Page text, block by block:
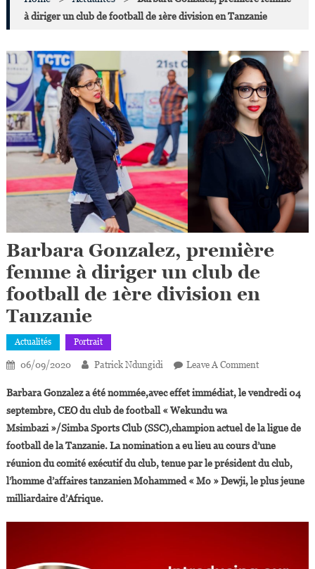
à diriger un club de football de 1ère division en Tanzanie
Barbara Gonzalez, première
femme à diriger un club de
football de 1ère division en
Tanzanie
Actualités Portrait
06/09/2020 Patrick Ndungidi Leave A CommentOn
Gonzalez,
Femme
À
Diriger
Un
Barbara Gonzalez a été nommée,avec effet immédiat, le vendredi 04
septembre, CEO du club de football « Wekundu wa
Msimbazi »/Simba Sports Club (SSC),champion actuel de la ligue de
football de la Tanzanie. La nomination a eu lieu au cours d’une
réunion du comité exécutif du club, tenue par le président du club,
l’homme d’affaires tanzanien Mohammed « Mo » Dewji, le plus jeune
milliardaire d’Afrique.